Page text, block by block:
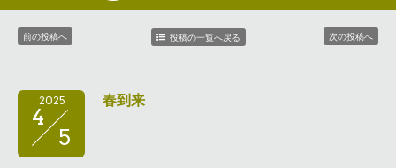
前の投稿へ 投稿の一覧へ戻る 次の投稿へ
2025
4
5
春到来